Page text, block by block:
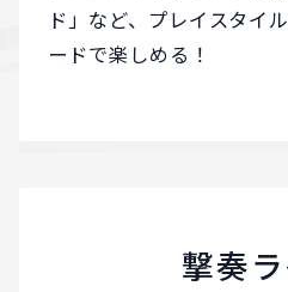
ド」など、 プレイスタイ
ードで楽しめる！
撃奏